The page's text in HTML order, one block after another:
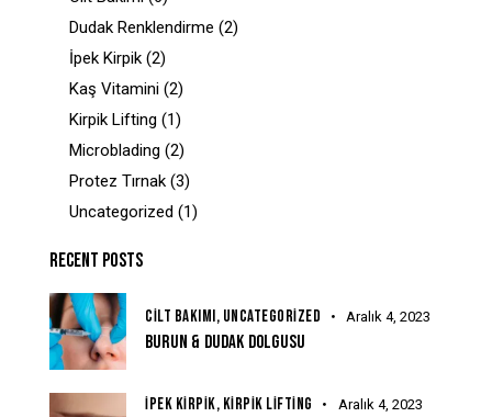
Dudak Renklendirme (2)
İpek Kirpik (2)
Kaş Vitamini (2)
Kirpik Lifting (1)
Microblading (2)
Protez Tırnak (3)
Uncategorized (1)
RECENT POSTS
CILT BAKIMI, UNCATEGORIZED Aralık 4, 2023
BURUN & DUDAK DOLGUSU
İPEK KIRPIK, KIRPIK LIFTING Aralık 4, 2023